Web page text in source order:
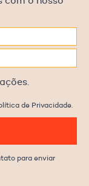
de Privacidade.
para enviar